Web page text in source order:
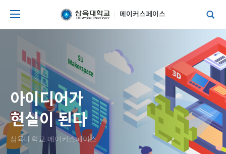
메이커스페이스
아이디어가
현실이 된다
삼육대학교 메이커스페이스